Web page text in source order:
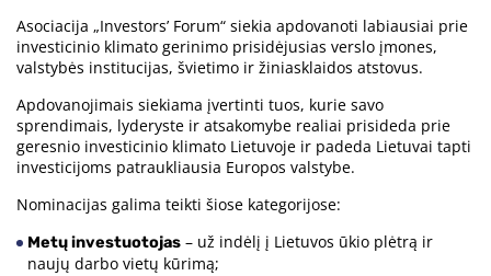
Asociacija „Investors’ Forum“ siekia apdovanoti labiausiai prie
investicinio klimato gerinimo prisidėjusias verslo įmones,
valstybės institucijas, švietimo ir žiniasklaidos atstovus.
Apdovanojimais siekiama įvertinti tuos, kurie savo
sprendimais, lyderyste ir atsakomybe realiai prisideda prie
geresnio investicinio klimato Lietuvoje ir padeda Lietuvai tapti
investicijoms patraukliausia Europos valstybe.
Nominacijas galima teikti šiose kategorijose:
Metų investuotojas – už indėlį į Lietuvos ūkio plėtrą ir
naujų darbo vietų kūrimą;